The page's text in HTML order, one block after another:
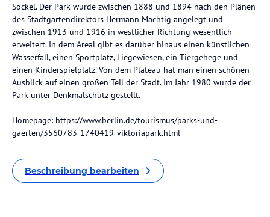
Sockel. Der Park wurde zwischen 1888 und 1894 nach den Plänen
des Stadtgartendirektors Hermann Mächtig angelegt und
zwischen 1913 und 1916 in westlicher Richtung wesentlich
erweitert. In dem Areal gibt es darüber hinaus einen künstlichen
Wasserfall, einen Sportplatz, Liegewiesen, ein Tiergehege und
einen Kinderspielplatz. Von dem Plateau hat man einen schönen
Ausblick auf einen großen Teil der Stadt. Im Jahr 1980 wurde der
Park unter Denkmalschutz gestellt.
Homepage: https://www.berlin.de/tourismus/parks-und-
gaerten/3560783-1740419-viktoriapark.html
Beschreibung bearbeiten